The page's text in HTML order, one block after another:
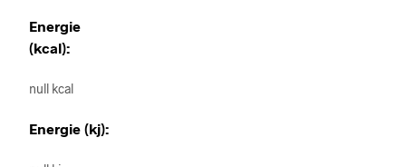
Energie
(kcal):
null kcal
Energie (kj):